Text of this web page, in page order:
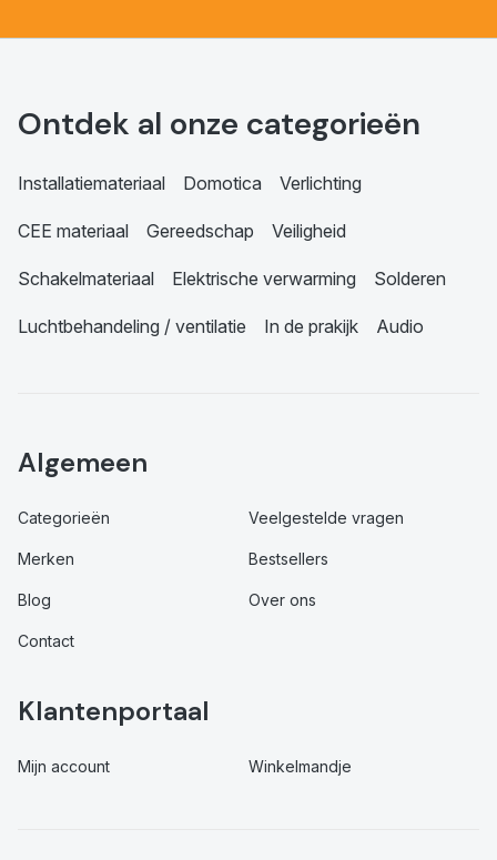
Ontdek al onze categorieën
Installatiemateriaal Domotica Verlichting
CEE materiaal Gereedschap Veiligheid
Schakelmateriaal Elektrische verwarming Solderen
Luchtbehandeling / ventilatie In de prakijk Audio
Algemeen
Categorieën Veelgestelde vragen
Merken Bestsellers
Blog Over ons
Contact
Klantenportaal
Mijn account Winkelmandje